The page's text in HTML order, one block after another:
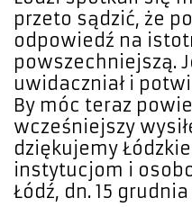
przeto sądzić, że
odpowiedź na
powszechniejszą.
uwidaczniał i
By móc teraz
wcześniejszy
dziękujemy
instytucjom i
Łódź, dn. 15 grudnia